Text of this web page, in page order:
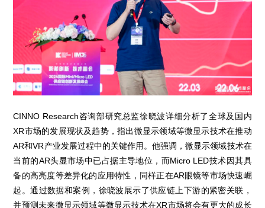
CINNO Research咨询部研究总监徐晓波详细分析了全球及国内
XR市场的发展现状及趋势，指出微显示领域等微显示技术在推动
AR和VR产业发展过程中的关键作用。他强调，微显示领域技术在
当前的AR头显市场中已占据主导地位，而Micro LED技术因其具
备的高亮度等差异化的应用特性，同样正在AR眼镜等市场快速崛
起。通过数据和案例，徐晓波展示了供应链上下游的紧密关联，
并预测未来微显示领域等微显示技术在XR市场将会有更大的成长